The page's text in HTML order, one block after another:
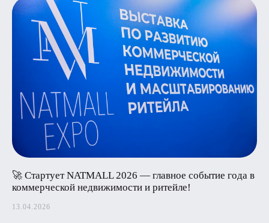
🚀 Стартует NATMALL 2026 — главное событие года в
коммерческой недвижимости и ритейле!
13.04.2026